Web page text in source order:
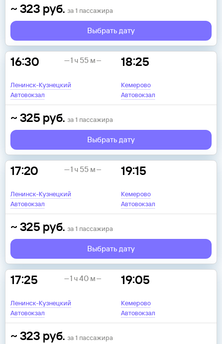
~323 руб. за 1 пассажира
Выбрать дату
16:30
Ленинск-Кузнецкий
Автовокзал
18:25
Кемерово
Автовокзал
1 ч 55 м
~325 руб. за 1 пассажира
Выбрать дату
17:20
Ленинск-Кузнецкий
Автовокзал
19:15
Кемерово
Автовокзал
1 ч 55 м
~325 руб. за 1 пассажира
Выбрать дату
17:25
Ленинск-Кузнецкий
Автовокзал
19:05
Кемерово
Автовокзал
1 ч 40 м
~323 руб. за 1 пассажира